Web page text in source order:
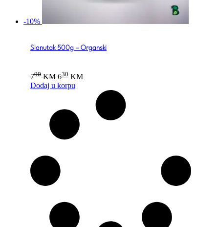
-10%
Slanutak 500g – Organski
700 KM Original
price
was:
630 KMCurrent
price
630 KM.
Dodaj u korpu